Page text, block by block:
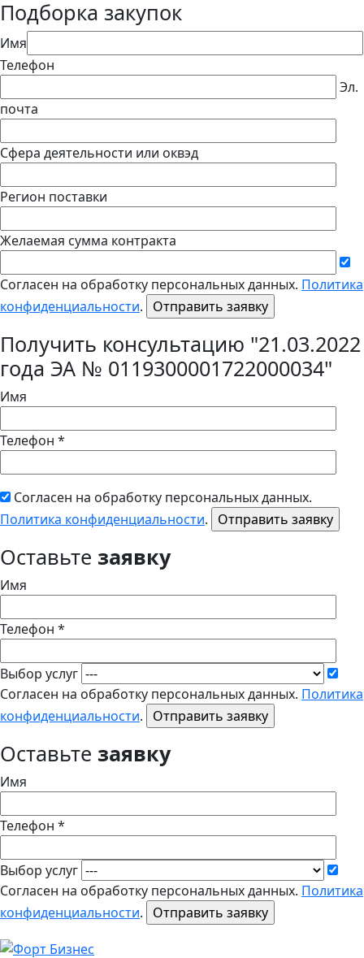
Подборка закупок
Имя
Телефон
Эл.
почта
Сфера деятельности или оквэд
Регион поставки
Желаемая сумма контракта
Согласен на обработку персональных данных. Политика
конфиденциальности.
Получить консультацию "21.03.2022
года ЭА № 0119300001722000034"
Имя
Телефон *
Согласен на обработку персональных данных.
Политика конфиденциальности.
Оставьте заявку
Имя
Телефон *
Выбор услуг
Согласен на обработку персональных данных. Политика
конфиденциальности.
Оставьте заявку
Имя
Телефон *
Выбор услуг
Согласен на обработку персональных данных. Политика
конфиденциальности.